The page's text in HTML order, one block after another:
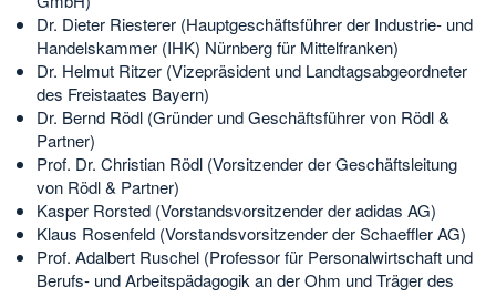
Dr. Dieter Riesterer (Hauptgeschäftsführer der Industrie- und
Handelskammer (IHK) Nürnberg für Mittelfranken)
Dr. Helmut Ritzer (Vizepräsident und Landtagsabgeordneter
des Freistaates Bayern)
Dr. Bernd Rödl (Gründer und Geschäftsführer von Rödl &
Partner)
Prof. Dr. Christian Rödl (Vorsitzender der Geschäftsleitung
von Rödl & Partner)
Kasper Rorsted (Vorstandsvorsitzender der adidas AG)
Klaus Rosenfeld (Vorstandsvorsitzender der Schaeffler AG)
Prof. Adalbert Ruschel (Professor für Personalwirtschaft und
Berufs- und Arbeitspädagogik an der Ohm und Träger des